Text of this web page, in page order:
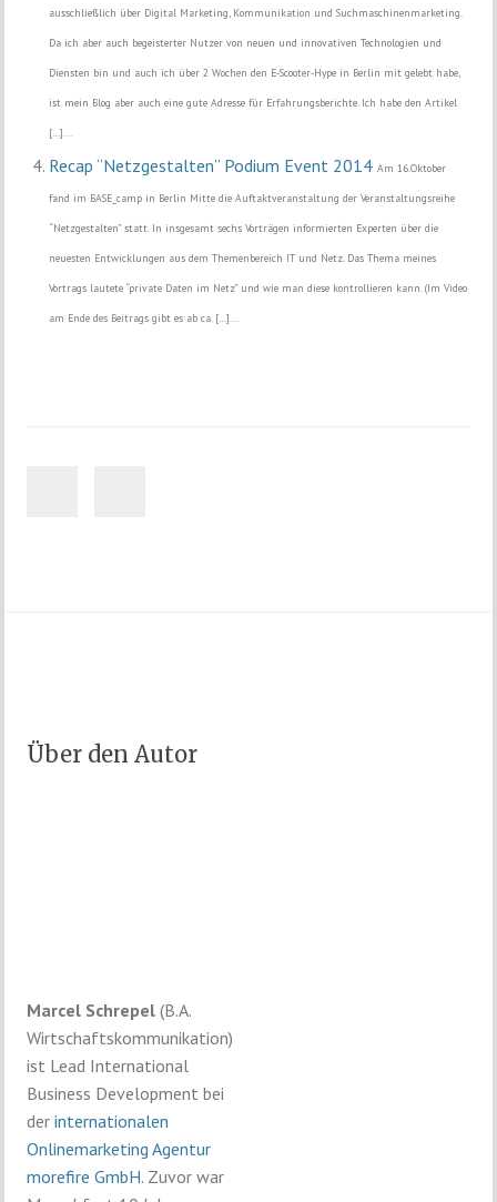
ausschließlich über Digital Marketing, Kommunikation und Suchmaschinenmarketing.
Da ich aber auch begeisterter Nutzer von neuen und innovativen Technologien und
Diensten bin und auch ich über 2 Wochen den E-Scooter-Hype in Berlin mit gelebt habe,
ist mein Blog aber auch eine gute Adresse für Erfahrungsberichte. Ich habe den Artikel
[…]...
Recap “Netzgestalten” Podium Event 2014 Am 16.Oktober
fand im BASE_camp in Berlin Mitte die Auftaktveranstaltung der Veranstaltungsreihe
“Netzgestalten” statt. In insgesamt sechs Vorträgen informierten Experten über die
neuesten Entwicklungen aus dem Themenbereich IT und Netz. Das Thema meines
Vortrags lautete “private Daten im Netz” und wie man diese kontrollieren kann. (Im Video
am Ende des Beitrags gibt es ab ca. […]...
Über den Autor
Marcel Schrepel (B.A.
Wirtschaftskommunikation)
ist Lead International
Business Development bei
derinternationalen
Onlinemarketing Agentur
morefire GmbH. Zuvor war